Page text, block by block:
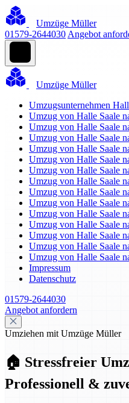
Umzüge Müller
01579-2644030 Angebot
Umzüge Müller
Umzugsunternehmen
Umzug von Halle Saale
Umzug von Halle Saale
Umzug von Halle Saale
Umzug von Halle Saale
Umzug von Halle Saale
Umzug von Halle Saale
Umzug von Halle Saale
Umzug von Halle Saale
Umzug von Halle Saale
Umzug von Halle Saale
Umzug von Halle Saale
Umzug von Halle Saale
Umzug von Halle Saale
Umzug von Halle Saale
Impressum
Datenschutz
01579-2644030
Angebot anfordern
Umziehen mit Umzüge Müller
🏠 Stressfreier
Professionell &